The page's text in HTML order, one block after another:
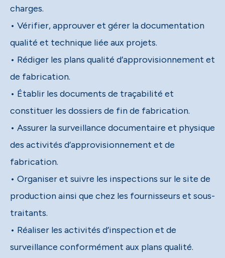
charges.
• Vérifier, approuver et gérer la documentation
qualité et technique liée aux projets.
• Rédiger les plans qualité d’approvisionnement et
de fabrication.
• Établir les documents de traçabilité et
constituer les dossiers de fin de fabrication.
• Assurer la surveillance documentaire et physique
des activités d’approvisionnement et de
fabrication.
• Organiser et suivre les inspections sur le site de
production ainsi que chez les fournisseurs et sous-
traitants.
• Réaliser les activités d’inspection et de
surveillance conformément aux plans qualité.